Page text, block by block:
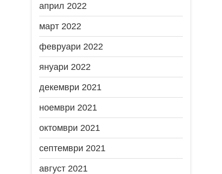
април 2022
март 2022
февруари 2022
януари 2022
декември 2021
ноември 2021
октомври 2021
септември 2021
август 2021